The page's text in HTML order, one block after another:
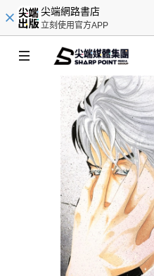
尖端網路書店
立刻使用官方APP